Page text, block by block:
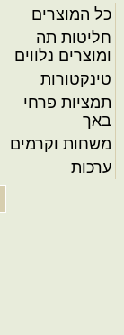
כל המוצרים
חליטות תה
ומוצרים נלווים
טינקטורות
תמציות פרחי
באך
משחות וקרמים
ערכות